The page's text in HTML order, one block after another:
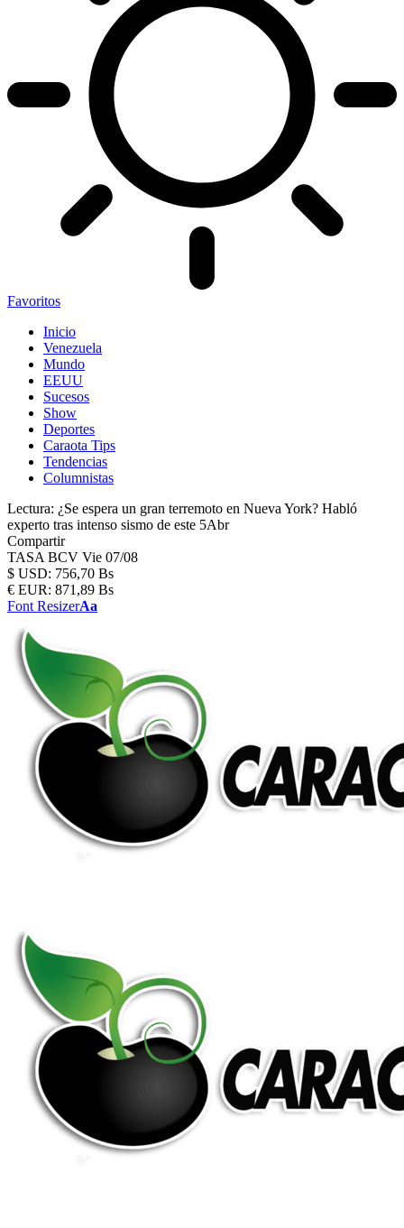
Favoritos
Inicio
Venezuela
Mundo
EEUU
Sucesos
Show
Deportes
Caraota Tips
Tendencias
Columnistas
Lectura: ¿Se espera un gran terremoto en Nueva York? Habló
experto tras intenso sismo de este 5Abr
Compartir
TASA BCV Vie 07/08
$ USD: 756,70 Bs
€ EUR: 871,89 Bs
Font ResizerAa